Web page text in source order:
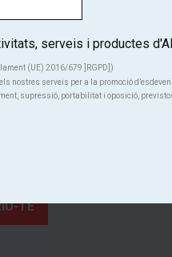
de Tria
dels teatres de Catalunya.
TE
serveis i productes
(UE) 2016/679 ]RGPD])
nostres serveis per a la promoció
supressió, portabilitat i oposició, previstos